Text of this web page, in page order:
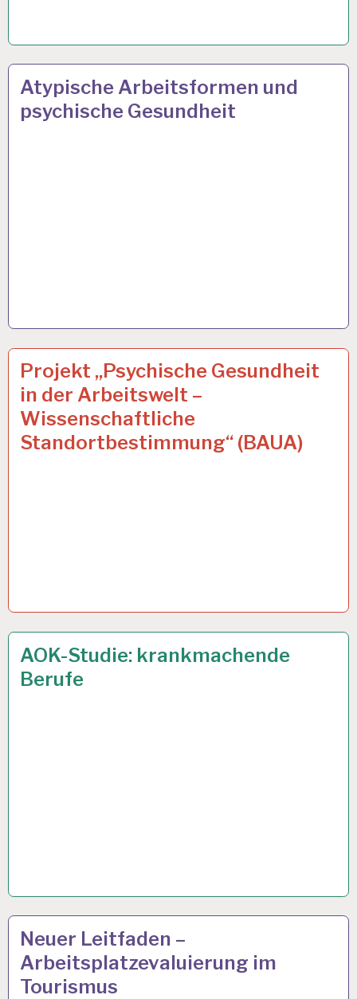
ARBEIT
UND
GESUNDHEIT…
Atypische Arbeitsformen und
psychische Gesundheit
27 JAN. 2020
ARBEITSANALYSE…
Projekt „Psychische Gesundheit
in der Arbeitswelt –
Wissenschaftliche
Standortbestimmung“ (BAUA)
12 DEZ. 2019
50PLUS…
AOK-Studie: krankmachende
Berufe
23 OKT. 2019
ARBEIT
UND
GESUNDHEIT…
Neuer Leitfaden –
Arbeitsplatzevaluierung im
Tourismus
8 OKT. 2019